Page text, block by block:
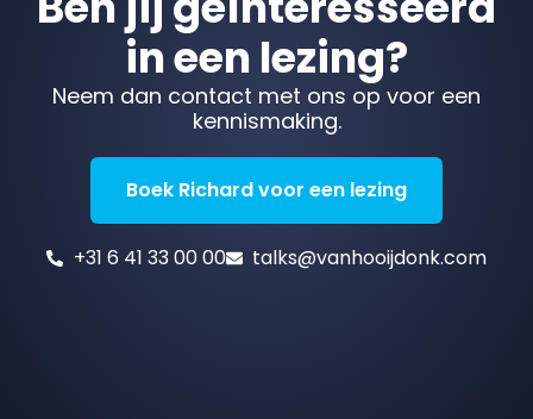
in een lezing?
Neem dan contact met ons op voor een
kennismaking.
Boek Richard voor een lezing
+31 6 41 33 00 00 talks@vanhooijdonk.com